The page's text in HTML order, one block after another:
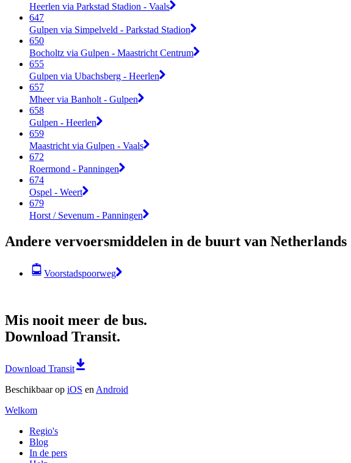
Heerlen via Parkstad Stadion - Vaals
647
Gulpen via Simpelveld - Parkstad Stadion
650
Bocholtz via Gulpen - Maastricht Centrum
655
Gulpen via Ubachsberg - Heerlen
657
Mheer via Banholt - Gulpen
658
Gulpen - Heerlen
659
Maastricht via Gulpen - Vaals
672
Roermond - Panningen
674
Ospel - Weert
679
Horst / Sevenum - Panningen
Andere vervoersmiddelen in de buurt van Netherlands
Voorstadspoorweg
Mis nooit meer de bus.
Download Transit.
Download Transit
Beschikbaar op iOS en Android
Welkom
Regio's
Blog
In de pers